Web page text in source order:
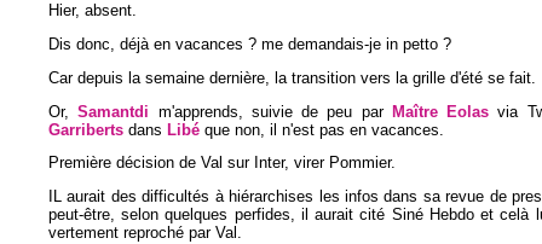
Hier, absent.
Dis donc, déjà en vacances ? me demandais-je in petto ?
Car depuis la semaine dernière, la transition vers la grille d'été se fait.
Or,Samantdi m'apprends, suivie de peu par Maître Eolas via
Garriberts dans Libé que non, il n'est pas en vacances.
Première décision de Val sur Inter, virer Pommier.
IL aurait des difficultés à hiérarchises les infos dans sa revue de
peut-être, selon quelques perfides, il aurait cité Siné Hebdo et celà
vertement reproché par Val.